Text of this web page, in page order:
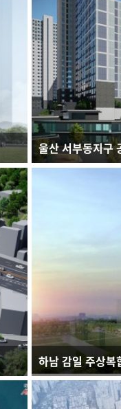
건
건
울산 서부동지구